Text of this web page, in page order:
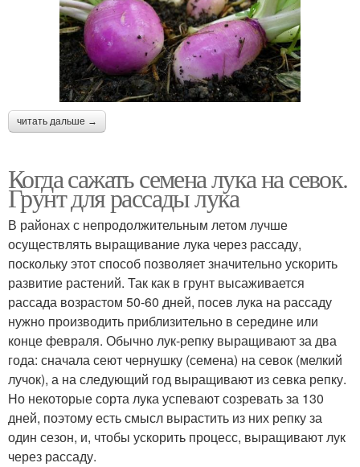
читать дальше →
Когда сажать семена лука на севок.
Грунт для рассады лука
В районах с непродолжительным летом лучше
осуществлять выращивание лука через рассаду,
поскольку этот способ позволяет значительно ускорить
развитие растений. Так как в грунт высаживается
рассада возрастом 50-60 дней, посев лука на рассаду
нужно производить приблизительно в середине или
конце февраля. Обычно лук-репку выращивают за два
года: сначала сеют чернушку (семена) на севок (мелкий
лучок), а на следующий год выращивают из севка репку.
Но некоторые сорта лука успевают созревать за 130
дней, поэтому есть смысл вырастить из них репку за
один сезон, и, чтобы ускорить процесс, выращивают лук
через рассаду.